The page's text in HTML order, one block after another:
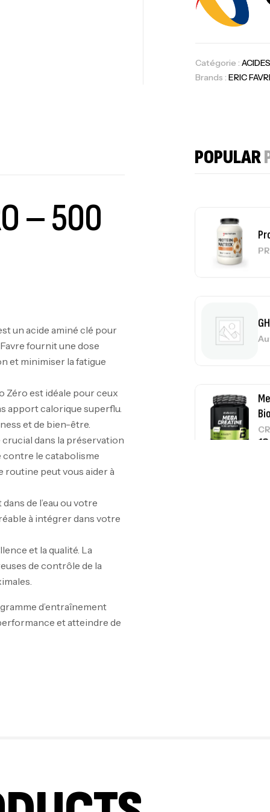
Catégorie :
Brands : ERIC
– 500
un acide aminé clé pour
fournit une dose
et minimiser la fatigue
Zéro est idéale pour ceux
apport calorique superflu.
et de bien-être.
dans la préservation
contre le catabolisme
routine peut vous aider à
de l’eau ou votre
à intégrer dans votre
et la qualité. La
de contrôle de la
d’entraînement
et atteindre de
POPULAR